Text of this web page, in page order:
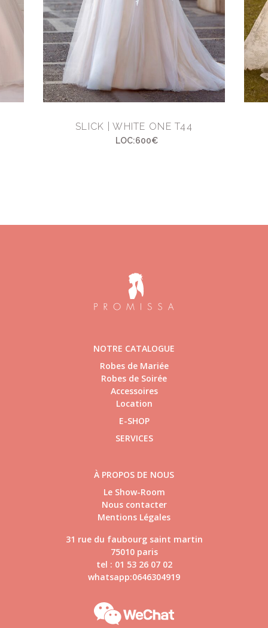
SLICK | WHITE ONE T44
LOC:600€
NOTRE CATALOGUE
Robes de Mariée
Robes de Soirée
Accessoires
Location
E-SHOP
SERVICES
À PROPOS DE NOUS
Le Show-Room
Nous contacter
Mentions Légales
31 rue du faubourg saint martin
75010 paris
tel : 01 53 26 07 02
whatsapp:0646304919